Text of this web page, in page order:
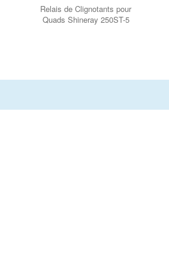
Relais de Clignotants pour
Quads Shineray 250ST-5